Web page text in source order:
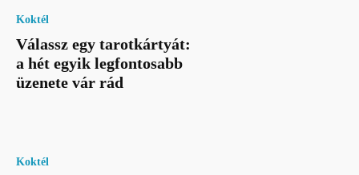
Koktél
Válassz egy tarotkártyát:
a hét egyik legfontosabb
üzenete vár rád
Koktél